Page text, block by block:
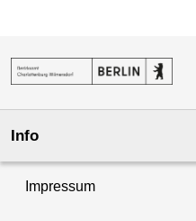
Info
Impressum